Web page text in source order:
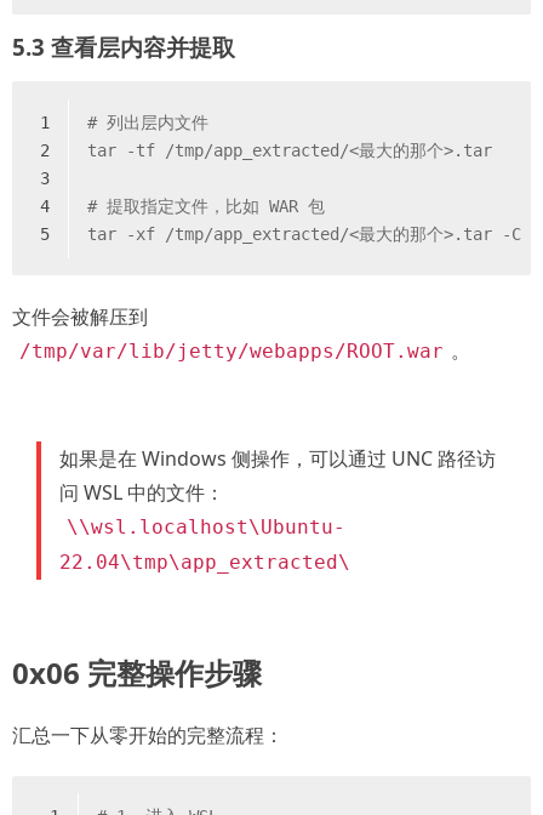
5.3 查看层内容并提取
1
2
3
4
5
# 列出层内文件
tar -tf /tmp/app_extracted/<最大的那个>.tar
# 提取指定文件，比如 WAR 包
tar -xf /tmp/app_extracted/<最大的那个>.tar -C
文件会被解压到
/tmp/var/lib/jetty/webapps/ROOT.war 。
如果是在 Windows 侧操作，可以通过 UNC 路径访
问 WSL 中的文件：
\\wsl.localhost\Ubuntu-
22.04\tmp\app_extracted\
0x06 完整操作步骤
汇总一下从零开始的完整流程：